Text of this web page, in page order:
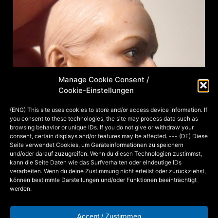
Manage Cookie Consent /
Cookie-Einstellungen
(ENG) This site uses cookies to store and/or access device information. If
you consent to these technologies, the site may process data such as
browsing behavior or unique IDs. If you do not give or withdraw your
consent, certain displays and/or features may be affected. --- (DE) Diese
Seite verwendet Cookies, um Geräteinformationen zu speichern
und/oder darauf zuzugreifen. Wenn du diesen Technologien zustimmst,
kann die Seite Daten wie das Surfverhalten oder eindeutige IDs
verarbeiten. Wenn du deine Zustimmung nicht erteilst oder zurückziehst,
können bestimmte Darstellungen und/oder Funktionen beeinträchtigt
werden.
Accept / Zustimmen
Der bemalte Kopf im Profil